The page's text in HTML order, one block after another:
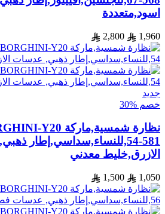
اسود,متعددة
1,960
2,800
جديد
خصم %30
581-54,للنساء,سداسي,إطار
الازرق,خليط معدني
1,050
1,500